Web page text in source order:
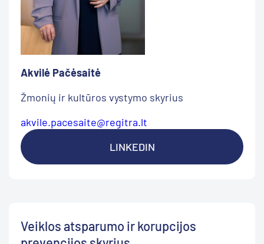
Akvilė Pačėsaitė
Žmonių ir kultūros vystymo skyrius
akvile.pacesaite@regitra.lt
LINKEDIN
Veiklos atsparumo ir korupcijos